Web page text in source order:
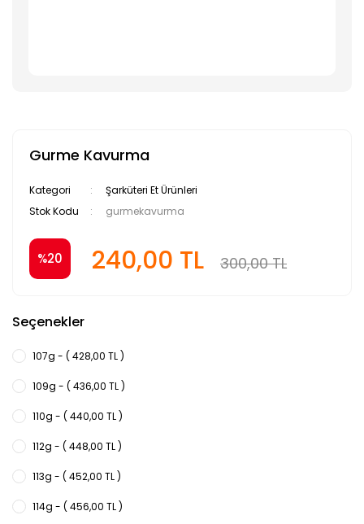
Gurme Kavurma
Kategori
Şarküteri Et Ürünleri
Stok Kodu
gurmekavurma
%20 240,00 TL 300,00 TL
Seçenekler
107g - ( 428,00 TL )
109g - ( 436,00 TL )
110g - ( 440,00 TL )
112g - ( 448,00 TL )
113g - ( 452,00 TL )
114g - ( 456,00 TL )